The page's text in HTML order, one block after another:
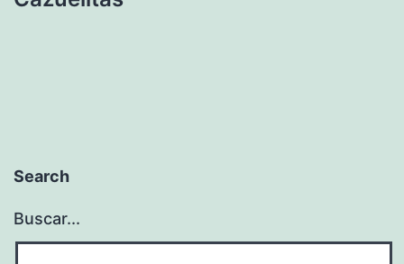
Search
Buscar...